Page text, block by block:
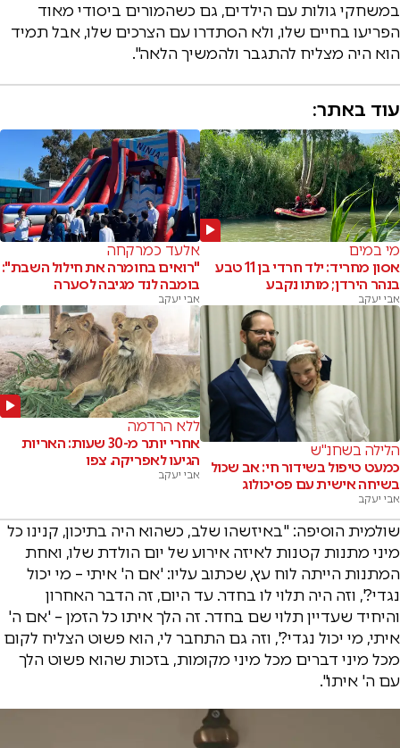
במשחקי גולות עם הילדים, גם כשהמורים ביסודי מאוד
הפריעו בחיים שלו, ולא הסתדרו עם הצרכים שלו, אבל תמיד
הוא היה מצליח להתגבר ולהמשיך הלאה".
עוד באתר:
מי במים
אסון מחריד: ילד חרדי בן 11 טבע
בנהר הירדן; מותו נקבע
אבי יעקב
אלעד כמרקחה
"רואים בחומרה את חילול השבת":
בומבה לנד מגיבה לסערה
אבי יעקב
הלילה בשחנ"ש
כמעט טיפול בשידור חי: אב שכול
בשיחה אישית עם פסיכולוג
אבי יעקב
ללא הרדמה
אחרי יותר מ-30 שעות: האריות
הגיעו לאפריקה. צפו
אבי יעקב
שולמית הוסיפה: "באיזשהו שלב, כשהוא היה בתיכון, קנינו כל
מיני מתנות קטנות לאיזה אירוע של יום הולדת שלו, ואחת
המתנות הייתה לוח עץ, שכתוב עליו: 'אם ה' איתי – מי יכול
נגדי?', וזה היה תלוי לו בחדר. עד היום, זה הדבר האחרון
והיחיד שעדיין תלוי שם בחדר. זה הלך איתו כל הזמן – 'אם ה'
איתי, מי יכול נגדי?', וזה גם התחבר לי, הוא פשוט הצליח לקום
מכל מיני דברים מכל מיני מקומות, בזכות שהוא פשוט הלך
עם ה' איתו".